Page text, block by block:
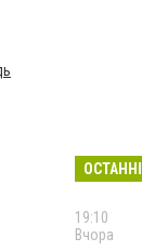
19:10
Вчора